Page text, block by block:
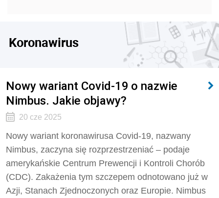
Koronawirus
Nowy wariant Covid-19 o nazwie
Nimbus. Jakie objawy?
20 cze 2025
Nowy wariant koronawirusa Covid-19, nazwany
Nimbus, zaczyna się rozprzestrzeniać – podaje
amerykańskie Centrum Prewencji i Kontroli Chorób
(CDC). Zakażenia tym szczepem odnotowano już w
Azji, Stanach Zjednoczonych oraz Europie. Nimbus